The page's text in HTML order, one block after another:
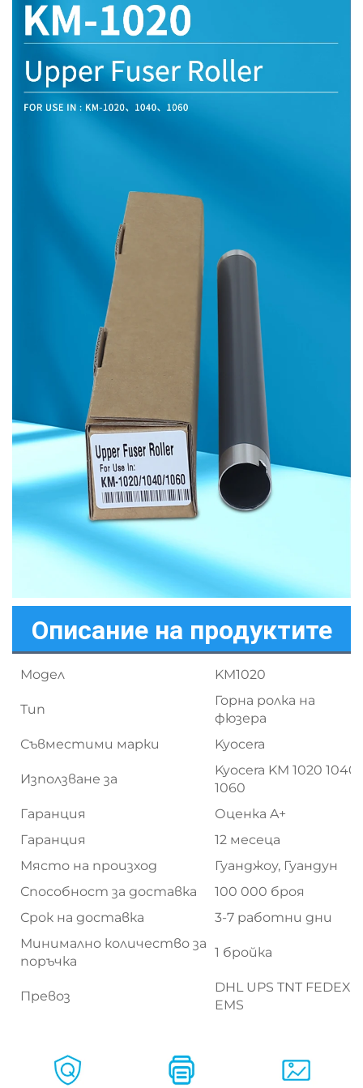
Описание на продуктите
Модел KM1020
Тип
Горна ролка на
фюзера
Съвместими марки
Kyocera
Използване за
Kyocera KM 1020 1040
1060
Гаранция
Оценка A+
Гаранция
12 месеца
Място на произход
Гуанджоу, Гуандун
Способност за доставка
100 000 броя
Срок на доставка
3-7 работни дни
Минимално количество за
поръчка
1 бройка
Превоз
DHL UPS TNT FEDEX
EMS